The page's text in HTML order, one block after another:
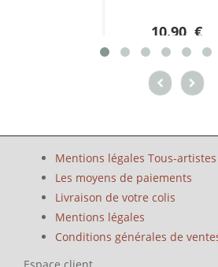
10.90 €
Mentions légales Tous-artistes
Les moyens de paiements
Livraison de votre colis
Mentions légales
Conditions générales de